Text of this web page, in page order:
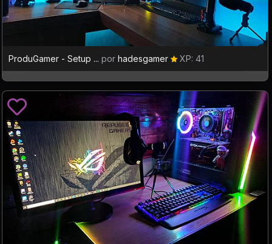
ProduGamer - Setup ... por hadesgamer XP: 41